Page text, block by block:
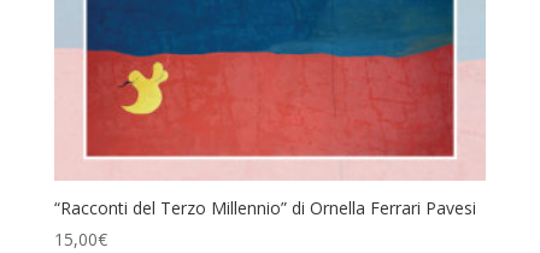
“Racconti del Terzo Millennio” di Ornella Ferrari Pavesi
15,00€